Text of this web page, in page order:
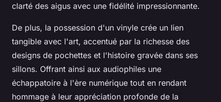
clarté des aigus avec une fidélité impressionnante.
De plus, la possession d'un vinyle crée un lien
tangible avec l'art, accentué par la richesse des
designs de pochettes et l'histoire gravée dans ses
sillons. Offrant ainsi aux audiophiles une
échappatoire à l'ère numérique tout en rendant
hommage à leur appréciation profonde de la